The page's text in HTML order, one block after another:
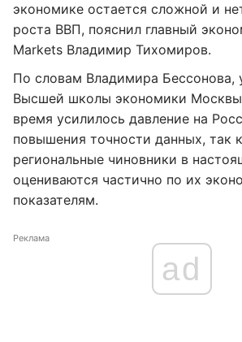
экономике остается сложной и
роста ВВП, пояснил главный
Markets Владимир Тихомиров.
По словам Владимира Бессонова,
Высшей школы экономики
время усилилось давление на
повышения точности данных, так
региональные чиновники в
оцениваются частично по их
показателям.
Реклама
ad